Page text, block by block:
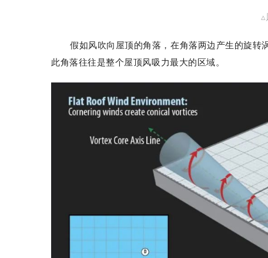
假如风吹向屋顶的角落，在角落两边产生的旋转
此角落往往是整个屋顶风吸力最大的区域。